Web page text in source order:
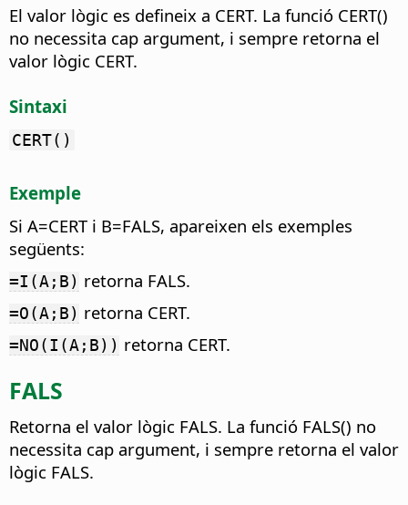
El valor lògic es defineix a CERT. La funció CERT()
no necessita cap argument, i sempre retorna el
valor lògic CERT.
Sintaxi
CERT()
Exemple
Si A=CERT i B=FALS, apareixen els exemples
següents:
=I(A;B) retorna FALS.
=O(A;B) retorna CERT.
=NO(I(A;B)) retorna CERT.
FALS
Retorna el valor lògic FALS. La funció FALS() no
necessita cap argument, i sempre retorna el valor
lògic FALS.